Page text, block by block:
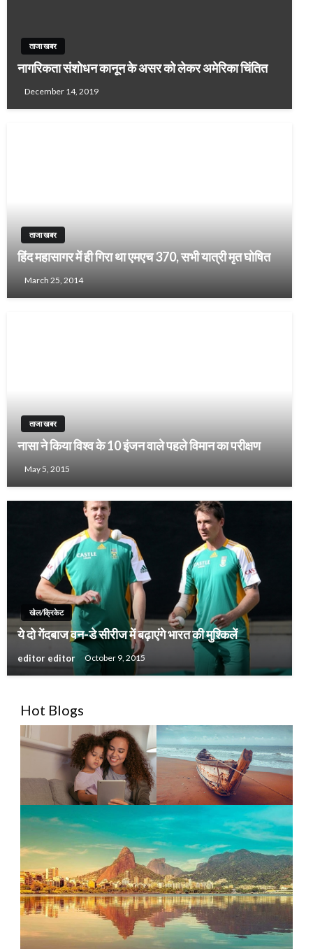
ताजा खबर
नागरिकता संशोधन कानून के असर को लेकर अमेरिका चिंतित
December 14, 2019
ताजा खबर
हिंद महासागर में ही गिरा था एमएच 370, सभी यात्री मृत घोषित
March 25, 2014
ताजा खबर
नासा ने किया विश्व के 10 इंजन वाले पहले विमान का परीक्षण
May 5, 2015
खेल/क्रिकेट
ये दो गेंदबाज वन-डे सीरीज में बढ़ाएंगे भारत की मुश्किलें
editor editor October 9, 2015
Hot Blogs